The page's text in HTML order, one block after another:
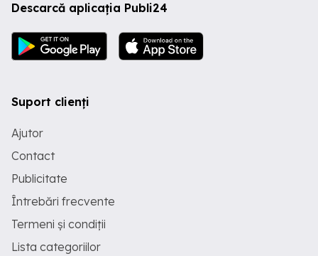
Descarcă aplicația Publi24
Suport clienți
Ajutor
Contact
Publicitate
Întrebări frecvente
Termeni și condiții
Lista categoriilor